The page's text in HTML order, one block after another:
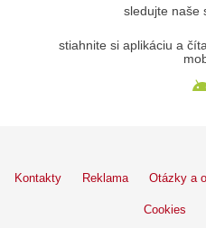
sledujte naše
stiahnite si aplikáciu a
Kontakty Reklama Otázky a
Cookies